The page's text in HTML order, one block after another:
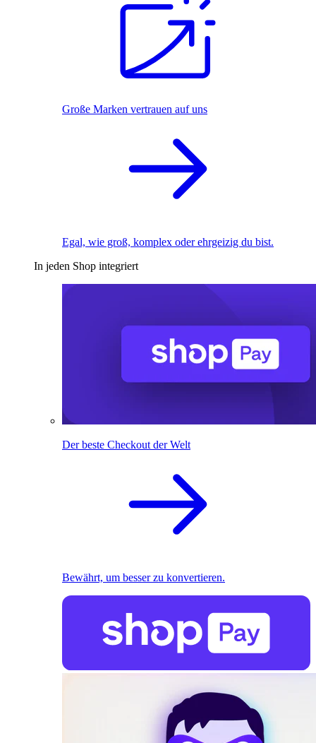
Große Marken vertrauen auf uns
Egal, wie groß, komplex oder ehrgeizig du bist.
In jeden Shop integriert
Der beste Checkout der Welt
Bewährt, um besser zu konvertieren.